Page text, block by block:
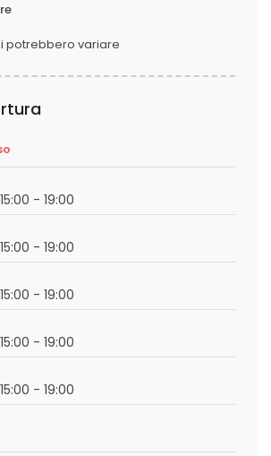
potrebbero variare
- 19:00
- 19:00
- 19:00
- 19:00
- 19:00